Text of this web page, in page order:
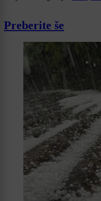
Preberite še